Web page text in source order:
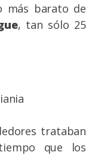
más barato de
, tan sólo 25
trataban
que los